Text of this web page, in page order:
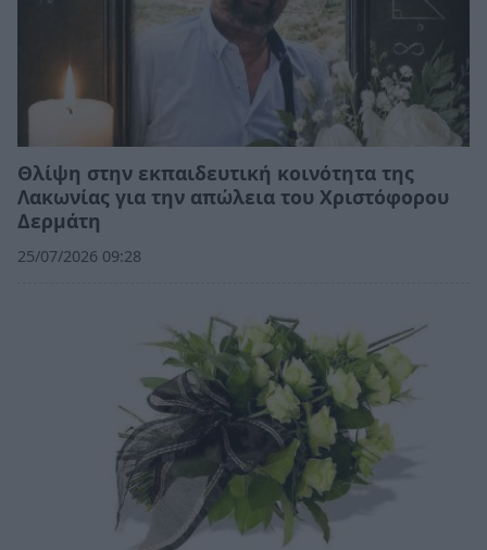
Θλίψη στην εκπαιδευτική κοινότητα της
Λακωνίας για την απώλεια του Χριστόφορου
Δερμάτη
25/07/2026 09:28